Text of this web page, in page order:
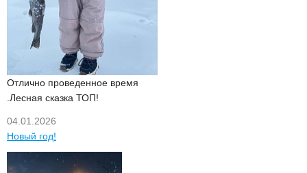
Отлично проведенное время
.Лесная сказка ТОП!
04.01.2026
Новый год!